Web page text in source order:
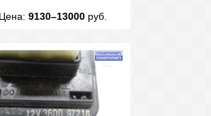
Цена: 9130–13000руб.